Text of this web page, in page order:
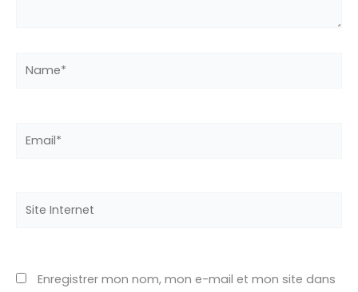
Name*
Site
Enregistrer mon nom, mon e-mail et mon site dans